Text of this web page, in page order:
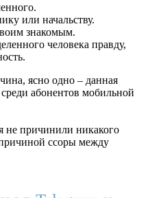
или начальству.
знакомым.
человека правду,
ясно одно – данная
абонентов мобильной
не причинили никакого
ссоры между